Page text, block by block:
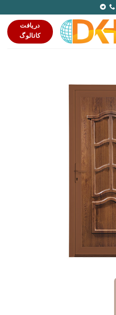
دریافت
کاتالوگ